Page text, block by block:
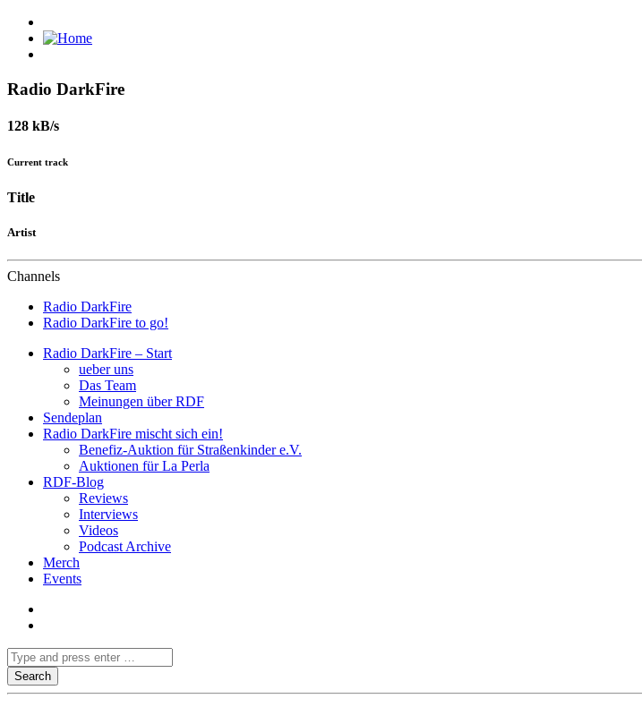
Radio DarkFire
128 kB/s
Current track
Title
Artist
Channels
Radio DarkFire
Radio DarkFire to go!
Radio DarkFire – Start
ueber uns
Das Team
Meinungen über RDF
Sendeplan
Radio DarkFire mischt sich ein!
Benefiz-Auktion für Straßenkinder e.V.
Auktionen für La Perla
RDF-Blog
Reviews
Interviews
Videos
Podcast Archive
Merch
Events